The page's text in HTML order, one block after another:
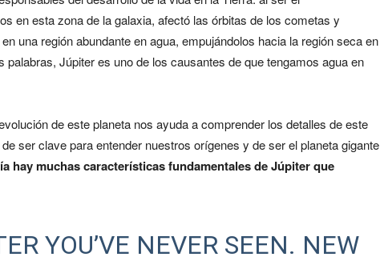
en esta zona de la galaxia, afectó las órbitas de los cometas y
una región abundante en agua, empujándolos hacia la región seca en
palabras, Júpiter es uno de los causantes de que tengamos agua en
de este planeta nos ayuda a comprender los detalles de este
ser clave para entender nuestros orígenes y de ser el planeta gigante
hay muchas características fundamentales de Júpiter que
YOU’VE NEVER SEEN. NEW